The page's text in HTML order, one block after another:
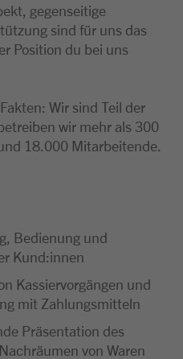
gegenseitige
sind für uns das
Position du bei uns
Wir sind Teil der
wir mehr als 300
18.000 Mitarbeitende.
Bedienung und
Kund:innen
Kassiervorgängen und
mit Zahlungsmitteln
Präsentation des
von Waren